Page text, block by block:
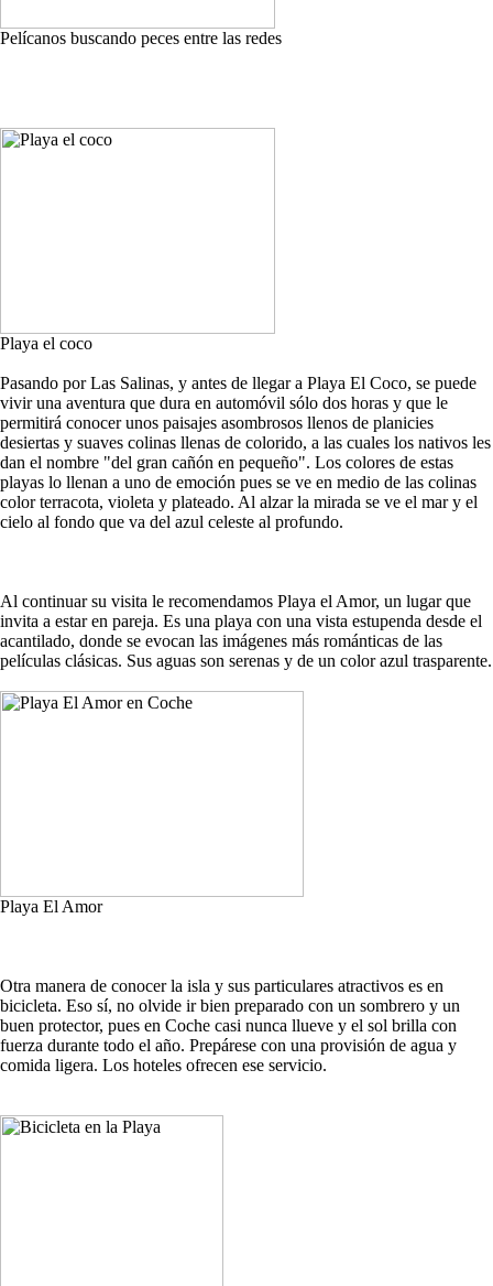
Pelícanos buscando peces entre las redes
Playa el coco
Pasando por Las Salinas, y antes de llegar a Playa El Coco, se puede
vivir una aventura que dura en automóvil sólo dos horas y que le
permitirá conocer unos paisajes asombrosos llenos de planicies
desiertas y suaves colinas llenas de colorido, a las cuales los nativos les
dan el nombre "del gran cañón en pequeño". Los colores de estas
playas lo llenan a uno de emoción pues se ve en medio de las colinas
color terracota, violeta y plateado. Al alzar la mirada se ve el mar y el
cielo al fondo que va del azul celeste al profundo.
Al continuar su visita le recomendamos Playa el Amor, un lugar que
invita a estar en pareja. Es una playa con una vista estupenda desde el
acantilado, donde se evocan las imágenes más románticas de las
películas clásicas. Sus aguas son serenas y de un color azul trasparente.
Playa El Amor
Otra manera de conocer la isla y sus particulares atractivos es en
bicicleta. Eso sí, no olvide ir bien preparado con un sombrero y un
buen protector, pues en Coche casi nunca llueve y el sol brilla con
fuerza durante todo el año. Prepárese con una provisión de agua y
comida ligera. Los hoteles ofrecen ese servicio.